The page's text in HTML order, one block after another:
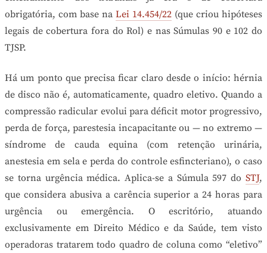
obrigatória, com base na Lei 14.454/22 (que criou hipóteses
legais de cobertura fora do Rol) e nas Súmulas 90 e 102 do
TJSP.
Há um ponto que precisa ficar claro desde o início: hérnia
de disco não é, automaticamente, quadro eletivo. Quando a
compressão radicular evolui para déficit motor progressivo,
perda de força, parestesia incapacitante ou — no extremo —
síndrome de cauda equina (com retenção urinária,
anestesia em sela e perda do controle esfincteriano), o caso
se torna urgência médica. Aplica-se a Súmula 597 do STJ,
que considera abusiva a carência superior a 24 horas para
urgência ou emergência. O escritório, atuando
exclusivamente em Direito Médico e da Saúde, tem visto
operadoras tratarem todo quadro de coluna como “eletivo”